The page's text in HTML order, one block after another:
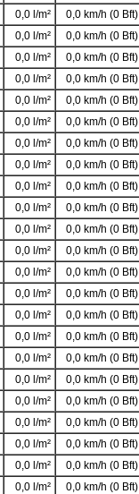
0,0 l/m² 0,0 km/h (0 Bft)
0,0 l/m² 0,0 km/h (0 Bft)
0,0 l/m² 0,0 km/h (0 Bft)
0,0 l/m² 0,0 km/h (0 Bft)
0,0 l/m² 0,0 km/h (0 Bft)
0,0 l/m² 0,0 km/h (0 Bft)
0,0 l/m² 0,0 km/h (0 Bft)
0,0 l/m² 0,0 km/h (0 Bft)
0,0 l/m² 0,0 km/h (0 Bft)
0,0 l/m² 0,0 km/h (0 Bft)
0,0 l/m² 0,0 km/h (0 Bft)
0,0 l/m² 0,0 km/h (0 Bft)
0,0 l/m² 0,0 km/h (0 Bft)
0,0 l/m² 0,0 km/h (0 Bft)
0,0 l/m² 0,0 km/h (0 Bft)
0,0 l/m² 0,0 km/h (0 Bft)
0,0 l/m² 0,0 km/h (0 Bft)
0,0 l/m² 0,0 km/h (0 Bft)
0,0 l/m² 0,0 km/h (0 Bft)
0,0 l/m² 0,0 km/h (0 Bft)
0,0 l/m² 0,0 km/h (0 Bft)
0,0 l/m² 0,0 km/h (0 Bft)
0,0 l/m² 0,0 km/h (0 Bft)